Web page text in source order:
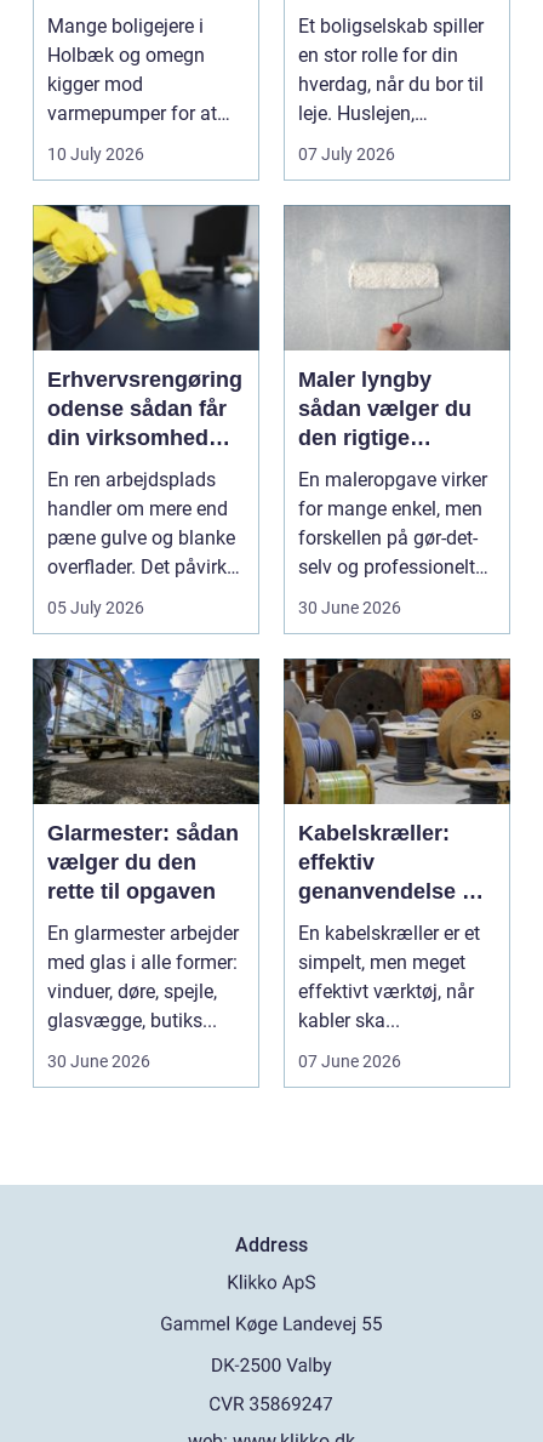
og bedre
indeklima
Mange boligejere i
Holbæk og omegn
kigger mod
varmepumper for at
sænke
varmeregningen og få
et sunde...
10 July 2026
Et boligselskab spiller
en stor rolle for din
hverdag, når du bor til
leje. Huslejen,
vedligeh...
07 July 2026
Erhvervsrengøring
odense sådan får
din virksomhed
mest værdi for
pengene
En ren arbejdsplads
handler om mere end
pæne gulve og blanke
overflader. Det påvirker
både arbejdsmi...
05 July 2026
Maler lyngby
sådan vælger du
den rigtige
fagmand
En maleropgave virker
for mange enkel, men
forskellen på gør-det-
selv og professionelt
arbejde er of...
30 June 2026
Glarmester: sådan
vælger du den
rette til opgaven
En glarmester arbejder
med glas i alle former:
vinduer, døre, spejle,
glasvægge, butiks...
30 June 2026
Kabelskræller:
effektiv
genanvendelse og
bedre økonomi i
kabelhåndtering
En kabelskræller er et
simpelt, men meget
effektivt værktøj, når
kabler ska...
07 June 2026
Address